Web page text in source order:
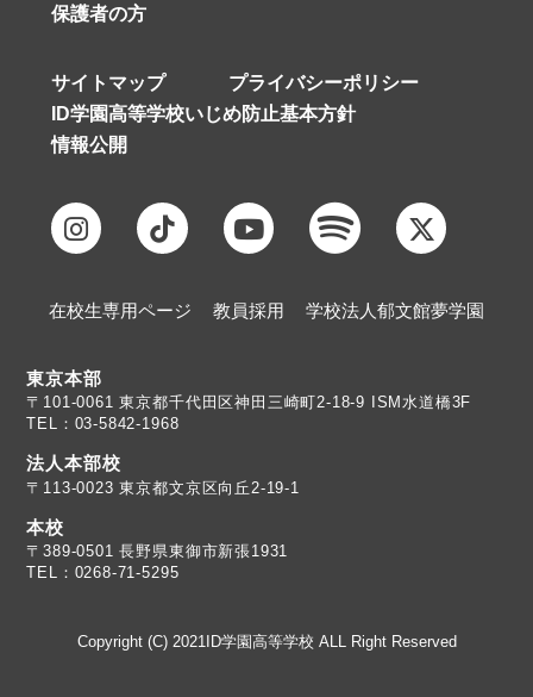
保護者の方
サイトマップ
プライバシーポリシー
ID学園高等学校いじめ防止基本方針
情報公開
在校生専用ページ 教員採用 学校法人郁文館夢学園
東京本部
TEL：03-5842-1968
法人本部校
〒113-0023 東京都文京区向丘2-19-1
本校
TEL：0268-71-5295
Copyright (C) 2021ID学園高等学校 ALL Right Reserved